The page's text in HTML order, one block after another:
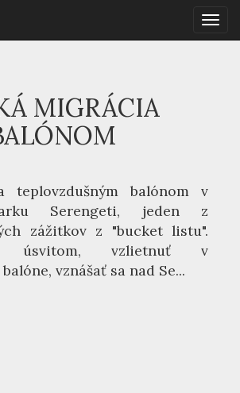
MIGRÁCIA
teplovzdušným balónom v
Serengeti, jeden z
zážitkov z "bucket listu".
úsvitom, vzlietnuť v
vznášať sa nad Se...